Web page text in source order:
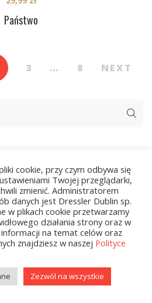
Państwo
3 … 8 NEXT
cookie, przy czym odbywa się
Twojej przeglądarki,
zmienić. Administratorem
danych jest Dressler Dublin sp.
w plikach cookie przetwarzamy
działania strony oraz w
informacji na temat celów oraz
znajdziesz w naszej Polityce
Zezwól na wszystkie